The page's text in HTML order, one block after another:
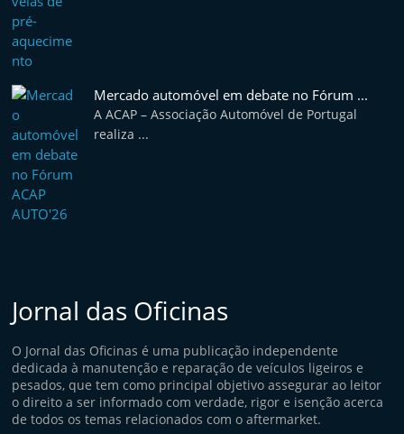
Mercado automóvel em debate no Fórum ...
A ACAP – Associação Automóvel de Portugal
realiza ...
Jornal das Oficinas
O Jornal das Oficinas é uma publicação independente
dedicada à manutenção e reparação de veículos ligeiros e
pesados, que tem como principal objetivo assegurar ao leitor
o direito a ser informado com verdade, rigor e isenção acerca
de todos os temas relacionados com o aftermarket.